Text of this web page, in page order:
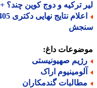
ترکیه و دوج کوین چند؟
داغ:
صهیونیستی
اراک
گندمکاران